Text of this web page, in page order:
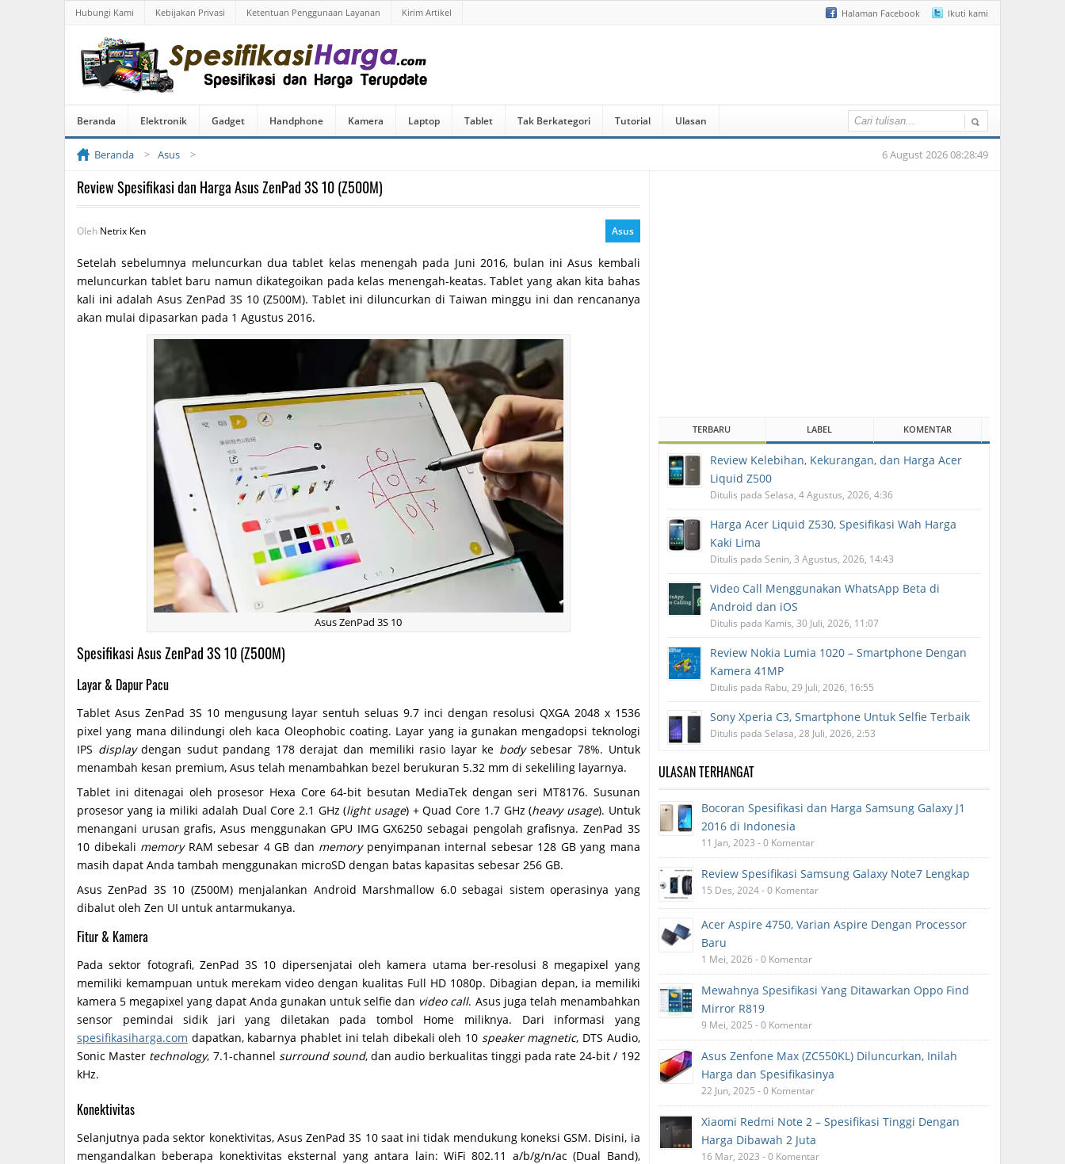
Halaman Facebook Ikuti kami
Hubungi Kami Kebijakan Privasi Ketentuan Penggunaan Layanan Kirim Artikel
Beranda Elektronik Gadget Handphone Kamera Laptop Tablet Tak Berkategori Tutorial Ulasan
Beranda Asus 6 August 2026 08:28:49
Review Spesifikasi dan Harga Asus ZenPad 3S 10 (Z500M)
Oleh Netrix Ken Asus
Setelah sebelumnya meluncurkan dua tablet kelas menengah pada Juni 2016, bulan ini Asus kembali
meluncurkan tablet baru namun dikategoikan pada kelas menengah-keatas. Tablet yang akan kita bahas
kali ini adalah Asus ZenPad 3S 10 (Z500M). Tablet ini diluncurkan di Taiwan minggu ini dan rencananya
akan mulai dipasarkan pada 1 Agustus 2016.
Asus ZenPad 3S 10
Spesifikasi Asus ZenPad 3S 10 (Z500M)
Layar & Dapur Pacu
Tablet Asus ZenPad 3S 10 mengusung layar sentuh seluas 9.7 inci dengan resolusi QXGA 2048 x 1536
pixel yang mana dilindungi oleh kaca Oleophobic coating. Layar yang ia gunakan mengadopsi teknologi
IPS displaydengan sudut pandang 178 derajat dan memiliki rasio layar ke bodysebesar 78%. Untuk
menambah kesan premium, Asus telah menambahkan bezel berukuran 5.32 mm di sekeliling layarnya.
Tablet ini ditenagai oleh prosesor Hexa Core 64-bit besutan MediaTek dengan seri MT8176. Susunan
prosesor yang ia miliki adalah Dual Core 2.1 GHz (light usage) + Quad Core 1.7 GHz (heavy usage). Untuk
menangani urusan grafis, Asus menggunakan GPU IMG GX6250 sebagai pengolah grafisnya. ZenPad 3S
10 dibekali memoryRAM sebesar 4 GB dan memorypenyimpanan internal sebesar 128 GB yang mana
masih dapat Anda tambah menggunakan microSD dengan batas kapasitas sebesar 256 GB.
Asus ZenPad 3S 10 (Z500M) menjalankan Android Marshmallow 6.0 sebagai sistem operasinya yang
dibalut oleh Zen UI untuk antarmukanya.
Fitur & Kamera
Pada sektor fotografi, ZenPad 3S 10 dipersenjatai oleh kamera utama ber-resolusi 8 megapixel yang
memiliki kemampuan untuk merekam video dengan kualitas Full HD 1080p. Dibagian depan, ia memiliki
kamera 5 megapixel yang dapat Anda gunakan untuk selfie dan video call. Asus juga telah menambahkan
sensor pemindai sidik jari yang diletakan pada tombol Home miliknya. Dari informasi yang
spesifikasiharga.com dapatkan, kabarnya phablet ini telah dibekali oleh 10 speaker magnetic, DTS Audio,
Sonic Master technology, 7.1-channel surround sound, dan audio berkualitas tinggi pada rate 24-bit / 192
kHz.
Konektivitas
Selanjutnya pada sektor konektivitas, Asus ZenPad 3S 10 saat ini tidak mendukung koneksi GSM. Disini, ia
mengandalkan beberapa konektivitas eksternal yang antara lain: WiFi 802.11 a/b/g/n/ac (Dual Band),
TERBARU LABEL KOMENTAR
Review Kelebihan, Kekurangan, dan Harga Acer
Liquid Z500
Ditulis pada Selasa, 4 Agustus, 2026, 4:36
Harga Acer Liquid Z530, Spesifikasi Wah Harga
Kaki Lima
Ditulis pada Senin, 3 Agustus, 2026, 14:43
Video Call Menggunakan WhatsApp Beta di
Android dan iOS
Ditulis pada Kamis, 30 Juli, 2026, 11:07
Review Nokia Lumia 1020 – Smartphone Dengan
Kamera 41MP
Ditulis pada Rabu, 29 Juli, 2026, 16:55
Sony Xperia C3, Smartphone Untuk Selfie Terbaik
Ditulis pada Selasa, 28 Juli, 2026, 2:53
ULASAN TERHANGAT
Bocoran Spesifikasi dan Harga Samsung Galaxy J1
2016 di Indonesia
11 Jan, 2023 - 0 Komentar
Review Spesifikasi Samsung Galaxy Note7 Lengkap
15 Des, 2024 - 0 Komentar
Acer Aspire 4750, Varian Aspire Dengan Processor
Baru
1 Mei, 2026 - 0 Komentar
Mewahnya Spesifikasi Yang Ditawarkan Oppo Find
Mirror R819
9 Mei, 2025 - 0 Komentar
Asus Zenfone Max (ZC550KL) Diluncurkan, Inilah
Harga dan Spesifikasinya
22 Jun, 2025 - 0 Komentar
Xiaomi Redmi Note 2 – Spesifikasi Tinggi Dengan
Harga Dibawah 2 Juta
16 Mar, 2023 - 0 Komentar